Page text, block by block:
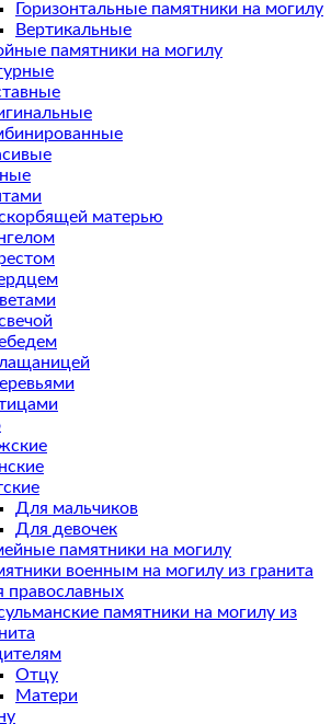
Горизонтальные памятники на могилу
Вертикальные
памятники на могилу
матерью
Для мальчиков
Для девочек
памятники на могилу
военным на могилу из гранита
православных
памятники на могилу из
Отцу
Матери